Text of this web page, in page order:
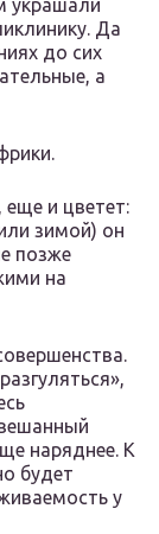
украшали
Да
до сих
а
еще и цветет:
зимой) он
позже
на
наряднее. К
будет
у